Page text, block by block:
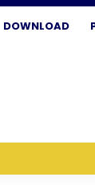
DOWNLOAD